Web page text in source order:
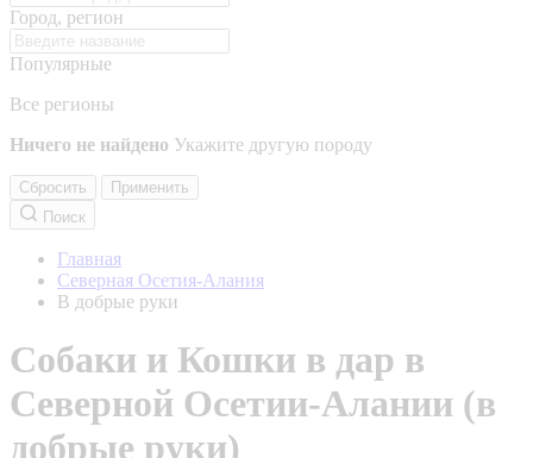
Город, регион
Популярные
Все регионы
Ничего не найдено Укажите другую породу
Сбросить
Применить
Поиск
Главная
Северная Осетия-Алания
В добрые руки
Собаки и Кошки в дар в
Северной Осетии-Алании (в
добрые руки)